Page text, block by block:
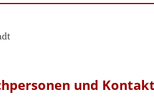
und